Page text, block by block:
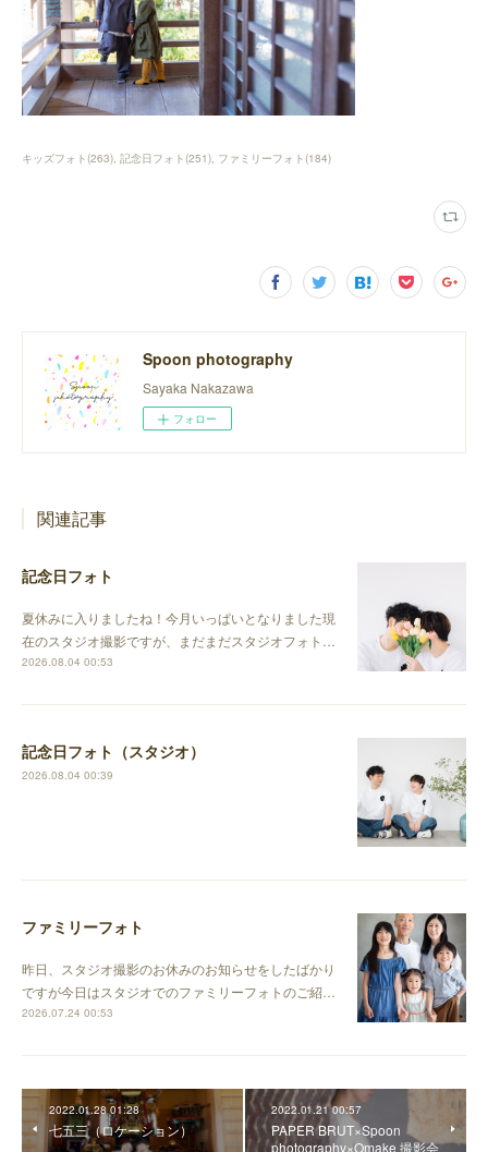
キッズフォト(263) 記念日フォト(251) ファミリーフォト(184)
Spoon photography
Sayaka Nakazawa
フォロー
関連記事
記念日フォト
夏休みに入りましたね！今月いっぱいとなりました現
在のスタジオ撮影ですが、まだまだスタジオフォト…
2026.08.04 00:53
記念日フォト（スタジオ）
2026.08.04 00:39
ファミリーフォト
昨日、スタジオ撮影のお休みのお知らせをしたばかり
ですが今日はスタジオでのファミリーフォトのご紹…
2026.07.24 00:53
2022.01.28 01:28
七五三（ロケーション）
2022.01.21 00:57
PAPER BRUT×Spoon
photography×Omake 撮影会